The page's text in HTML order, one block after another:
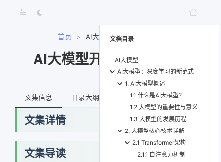
首页 > AI大模型开发与应用实战
AI大模型开发与应用实战
文集信息 目录大纲 最新文档 知识宇宙
文集详情
文集导读
文档目录
AI大模型
AI大模型：深度学习的新范式
1. AI大模型概述
1.1 什么是AI大模型？
1.2 大模型的重要性与意义
1.3 大模型的发展历程
2. 大模型核心技术详解
2.1 Transformer架构
2.1.1 自注意力机制